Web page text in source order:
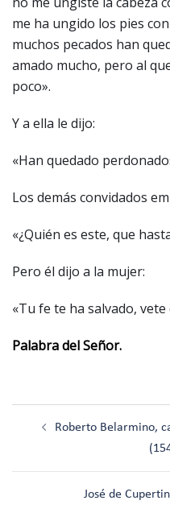
me ha ungido los pies
muchos pecados han
amado mucho, pero al
poco».
Y a ella le dijo:
«Han quedado
Los demás convidados
«¿Quién es este, que
Pero él dijo a la mujer:
«Tu fe te ha salvado, vete
Palabra del Señor.
Roberto Belarmino,
José de